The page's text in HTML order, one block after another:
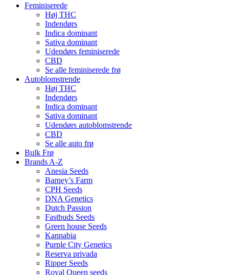
Feminiserede
Høj THC
Indendørs
Indica dominant
Sativa dominant
Udendørs feminiserede
CBD
Se alle feminiserede frø
Autoblomstrende
Høj THC
Indendørs
Indica dominant
Sativa dominant
Udendørs autoblomstrende
CBD
Se alle auto frø
Bulk Frø
Brands A-Z
Anesia Seeds
Barney’s Farm
CPH Seeds
DNA Genetics
Dutch Passion
Fastbuds Seeds
Green house Seeds
Kannabia
Purple City Genetics
Reserva privada
Ripper Seeds
Royal Queen seeds